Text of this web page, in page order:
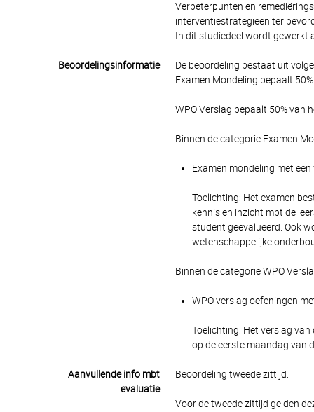
Verbeterpunten en
interventiestrategieën ter
In dit studiedeel wordt gewerkt
Beoordelingsinformatie
De beoordeling bestaat uit
Examen Mondeling bepaalt
WPO Verslag bepaalt 50% van
Binnen de categorie Examen
Examen mondeling met
Toelichting: Het examen
kennis en inzicht mbt de
student geëvalueerd. Ook
wetenschappelijke
Binnen de categorie WPO
WPO verslag oefeningen
Toelichting: Het verslag
op de eerste maandag van
Aanvullende info mbt
evaluatie
Beoordeling tweede zittijd:
Voor de tweede zittijd gelden